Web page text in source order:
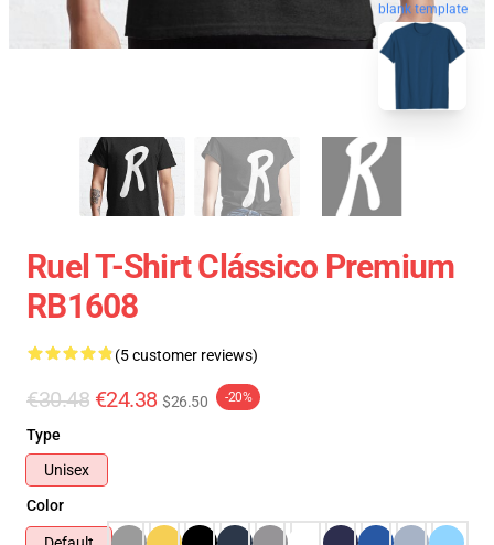
blank template
Ruel T-Shirt Clássico Premium
RB1608
(5 customer reviews)
€30.48 €24.38 $26.50 -20%
Type
Unisex
Color